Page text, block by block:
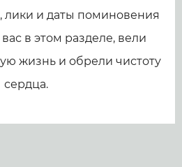
лики и даты поминовения
в этом разделе, вели
жизнь и обрели чистоту
сердца.